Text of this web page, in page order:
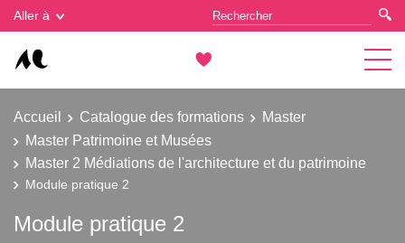
Aller à
Accueil Catalogue des formations
Master
Master Patrimoine et Musées
Master 2 Médiations de l'architecture et du patrimoine
Module pratique 2
Module pratique 2
Gestion des cookies